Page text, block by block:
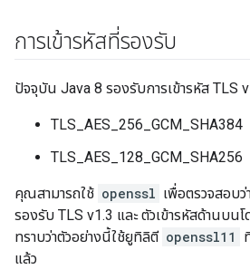
การเข้ารหัสที่รองรับ
ปัจจุบัน Java 8 รองรับการเข้ารหัส TLS
TLS_AES_256_GCM_SHA384
TLS_AES_128_GCM_SHA256
คุณสามารถใช้ openssl เพื่อตรวจสอบว่
รองรับ TLS v1.3 และ ตัวเข้ารหัสด้านบน
ทราบว่าตัวอย่างนี้ใช้ยูทิลิตี openssl11
แล้ว